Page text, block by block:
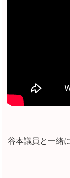
谷本議員と一緒